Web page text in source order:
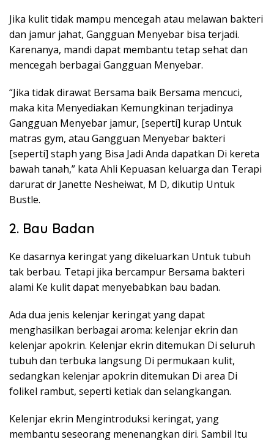
Jika kulit tidak mampu mencegah atau melawan bakteri
dan jamur jahat, Gangguan Menyebar bisa terjadi.
Karenanya, mandi dapat membantu tetap sehat dan
mencegah berbagai Gangguan Menyebar.
“Jika tidak dirawat Bersama baik Bersama mencuci,
maka kita Menyediakan Kemungkinan terjadinya
Gangguan Menyebar jamur, [seperti] kurap Untuk
matras gym, atau Gangguan Menyebar bakteri
[seperti] staph yang Bisa Jadi Anda dapatkan Di kereta
bawah tanah,” kata Ahli Kepuasan keluarga dan Terapi
darurat dr Janette Nesheiwat, M D, dikutip Untuk
Bustle.
2. Bau Badan
Ke dasarnya keringat yang dikeluarkan Untuk tubuh
tak berbau. Tetapi jika bercampur Bersama bakteri
alami Ke kulit dapat menyebabkan bau badan.
Ada dua jenis kelenjar keringat yang dapat
menghasilkan berbagai aroma: kelenjar ekrin dan
kelenjar apokrin. Kelenjar ekrin ditemukan Di seluruh
tubuh dan terbuka langsung Di permukaan kulit,
sedangkan kelenjar apokrin ditemukan Di area Di
folikel rambut, seperti ketiak dan selangkangan.
Kelenjar ekrin Mengintroduksi keringat, yang
membantu seseorang menenangkan diri. Sambil Itu